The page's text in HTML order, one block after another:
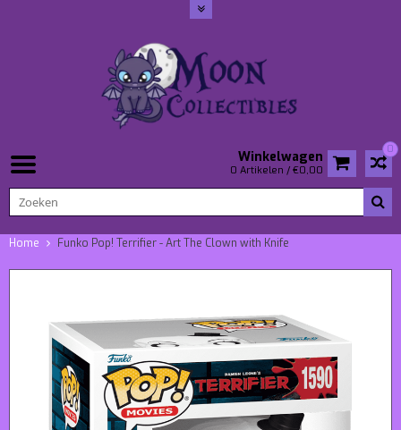
0
Winkelwagen
0 Artikelen / €0,00
Home Funko Pop! Terrifier - Art The Clown with Knife